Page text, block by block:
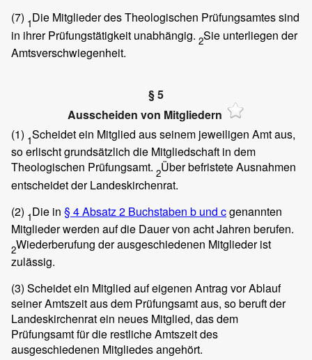
(7) 1Die Mitglieder des Theologischen Prüfungsamtes sind
in ihrer Prüfungstätigkeit unabhängig. 2Sie unterliegen der
Amtsverschwiegenheit.
§ 5
Ausscheiden von Mitgliedern
(1) 1Scheidet ein Mitglied aus seinem jeweiligen Amt aus,
so erlischt grundsätzlich die Mitgliedschaft in dem
Theologischen Prüfungsamt. 2Über befristete Ausnahmen
entscheidet der Landeskirchenrat.
(2) 1Die in § 4 Absatz 2 Buchstaben b und cgenannten
Mitglieder werden auf die Dauer von acht Jahren berufen.
2Wiederberufung der ausgeschiedenen Mitglieder ist
zulässig.
(3) Scheidet ein Mitglied auf eigenen Antrag vor Ablauf
seiner Amtszeit aus dem Prüfungsamt aus, so beruft der
Landeskirchenrat ein neues Mitglied, das dem
Prüfungsamt für die restliche Amtszeit des
ausgeschiedenen Mitgliedes angehört.